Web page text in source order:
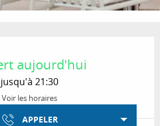
aujourd'hui
jusqu'à 21:30
Voir les horaires
APPELER